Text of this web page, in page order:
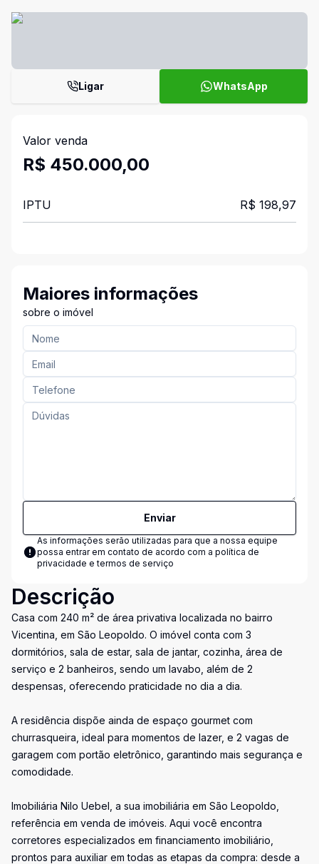
Ligar WhatsApp
Valor venda
R$ 450.000,00
IPTU R$ 198,97
Maiores informações
sobre o imóvel
Enviar
As informações serão utilizadas para que a nossa equipe
possa entrar em contato de acordo com a política de
privacidade e termos de serviço
Descrição
Casa com 240 m² de área privativa localizada no bairro
Vicentina, em São Leopoldo. O imóvel conta com 3
dormitórios, sala de estar, sala de jantar, cozinha, área de
serviço e 2 banheiros, sendo um lavabo, além de 2
despensas, oferecendo praticidade no dia a dia.
A residência dispõe ainda de espaço gourmet com
churrasqueira, ideal para momentos de lazer, e 2 vagas de
garagem com portão eletrônico, garantindo mais segurança e
comodidade.
Imobiliária Nilo Uebel, a sua imobiliária em São Leopoldo,
referência em venda de imóveis. Aqui você encontra
corretores especializados em financiamento imobiliário,
prontos para auxiliar em todas as etapas da compra: desde a